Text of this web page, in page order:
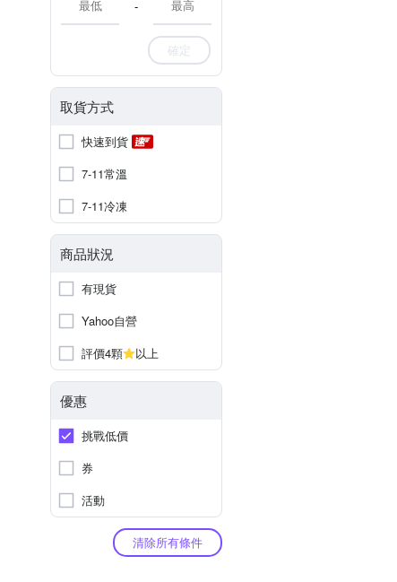
-
確定
取貨方式
快速到貨
7-11常溫
7-11冷凍
商品狀況
有現貨
Yahoo自營
評價4顆
以上
優惠
挑戰低價
券
活動
清除所有條件